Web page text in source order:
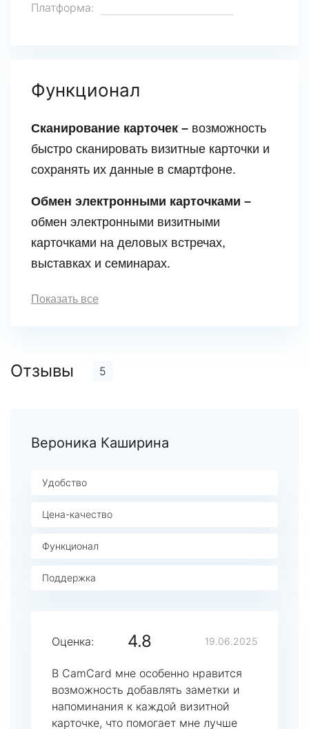
Платформа:
Функционал
Сканирование карточек – возможность
быстро сканировать визитные карточки и
сохранять их данные в смартфоне.
Обмен электронными карточками –
обмен электронными визитными
карточками на деловых встречах,
выставках и семинарах.
Показать все
Отзывы 5
Вероника Каширина
Удобство
Цена-качество
Функционал
Поддержка
Оценка: 4.8 19.06.2025
В CamCard мне особенно нравится
возможность добавлять заметки и
напоминания к каждой визитной
карточке, что помогает мне лучше